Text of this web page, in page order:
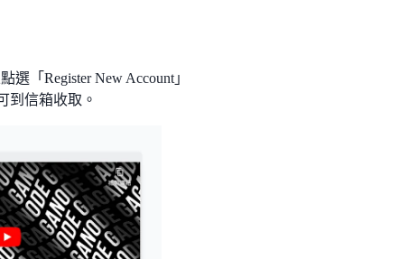
選「Register New Account」
到信箱收取。